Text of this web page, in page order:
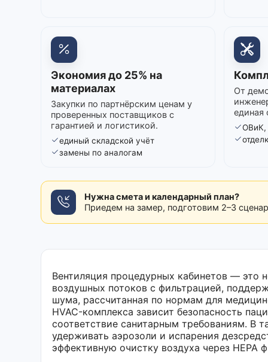
Экономия до 25% на
материалах
Закупки по партнёрским ценам у
проверенных поставщиков с
гарантией и логистикой.
единый складской учёт
замены по аналогам
От
единая
Нужна смета и календарный план?
Приедем на замер, подготовим 2–3
Вентиляция процедурных кабинетов — это
воздушных потоков с фильтрацией,
шума, рассчитанная по нормам для
HVAC-комплекса зависит безопасность
соответствие санитарным требованиям. В
удерживать аэрозоли и испарения
эффективную очистку воздуха через HEPA